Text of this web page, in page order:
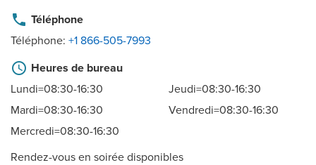
phone Téléphone
Téléphone: +1 866-505-7993
schedule Heures de bureau
Lundi=08:30-16:30
Mardi=08:30-16:30
Mercredi=08:30-16:30
Jeudi=08:30-16:30
Vendredi=08:30-16:30
Rendez-vous en soirée disponibles